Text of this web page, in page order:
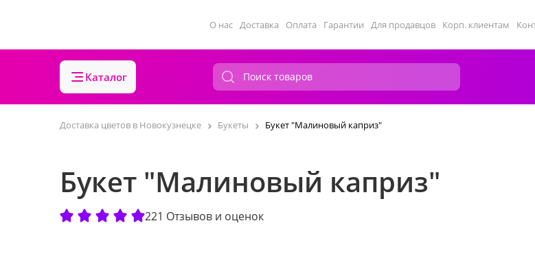
О нас Доставка Оплата Гарантии Для продавцов Корп. клиентам
Каталог
Доставка цветов в Новокузнецке Букеты Букет "Малиновый каприз"
Букет "Малиновый каприз"
221 Отзывов и оценок